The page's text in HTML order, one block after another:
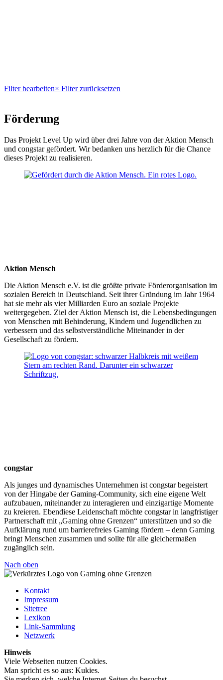
Filter bearbeiten× Filter zurücksetzen
Förderung
Das Projekt Level Up wird über drei Jahre von der Aktion Mensch
und congstar gefördert. Wir bedanken uns herzlich für die Chance
dieses Projekt zu realisieren.
Aktion Mensch
Die Aktion Mensch e.V. ist die größte private Förderorganisation im
sozialen Bereich in Deutschland. Seit ihrer Gründung im Jahr 1964
hat sie mehr als vier Milliarden Euro an soziale Projekte
weitergegeben. Ziel der Aktion Mensch ist, die Lebensbedingungen
von Menschen mit Behinderung, Kindern und Jugendlichen zu
verbessern und das selbstverständliche Miteinander in der
Gesellschaft zu fördern.
congstar
Als junges und dynamisches Unternehmen ist congstar begeistert
von der Hingabe der Gaming-Community, sich eine eigene Welt
aufzubauen, miteinander zu interagieren und einzigartige Momente
zu kreieren. Ebendiese Leidenschaft möchte congstar in langfristiger
Partnerschaft mit „Gaming ohne Grenzen“ unterstützen und so die
Aufklärung rund um barrierefreies Gaming fördern – denn Gaming
bringt Menschen zusammen und sollte für alle gleichermaßen
zugänglich sein.
Nach oben
Kontakt
Impressum
Sitetree
Lexikon
Link-Sammlung
Netzwerk
Hinweis
Viele Webseiten nutzen Cookies.
Man spricht es so aus: Kukies.